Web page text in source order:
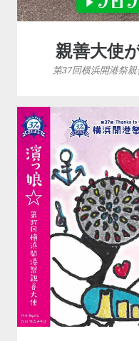
親善大使
第37回横浜開港祭